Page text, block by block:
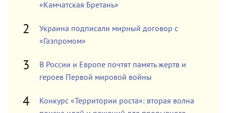
«Камчатская Бретань»
Украина подписали мирный договор с
«Газпромом»
В России и Европе почтят память жертв и
героев Первой мировой войны
Конкурс «Территории роста»: вторая волна